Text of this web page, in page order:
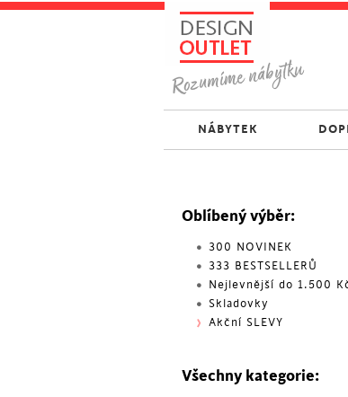
Oblíbený výběr:
300 NOVINEK
333 BESTSELLERŮ
Nejlevnější do 1.500
Skladovky
Akční SLEVY
Všechny kategorie:
NÁBYTEK